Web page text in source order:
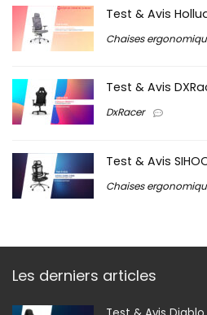
Test & Avis
Chaises
Test & Avis
DxRacer
Test & Avis
Chaises
Les derniers articles